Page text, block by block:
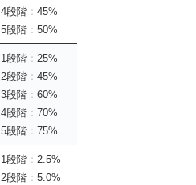
4段階：45%
5段階：50%
1段階：25%
2段階：45%
3段階：60%
4段階：70%
5段階：75%
1段階：2.5%
2段階：5.0%